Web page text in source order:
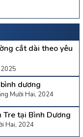
cắt dài theo yêu
dương
Mười Hai, 2024
Tre tại Bình Dương
Hai, 2024